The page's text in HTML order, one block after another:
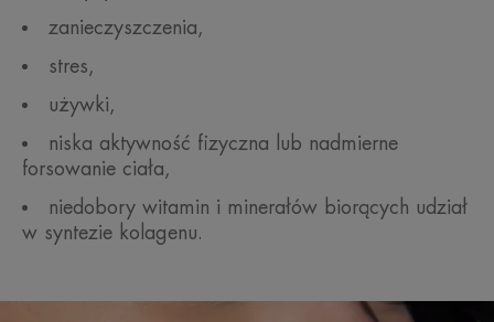
zanieczyszczenia,
stres,
używki,
niska aktywność fizyczna lub nadmierne
forsowanie ciała,
niedobory witamin i minerałów biorących udział
w syntezie kolagenu.